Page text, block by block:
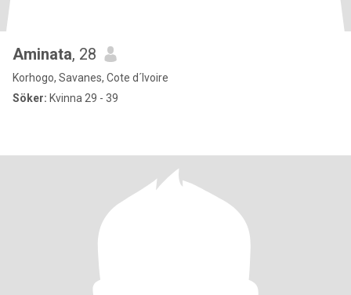
Aminata, 28
Korhogo, Savanes, Cote d´Ivoire
Söker: Kvinna 29 - 39